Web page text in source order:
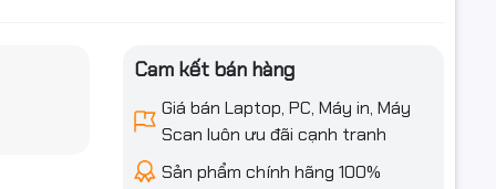
Cam kết bán hàng
Giá bán Laptop, PC, Máy in, Máy
Scan luôn ưu đãi cạnh tranh
Sản phẩm chính hãng 100%
ưu đãi